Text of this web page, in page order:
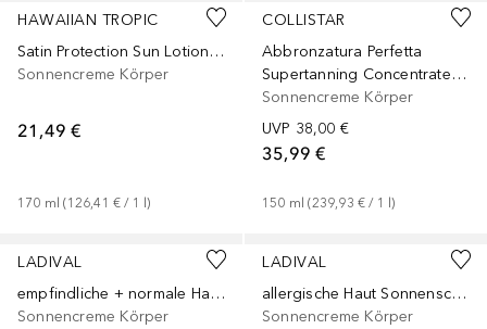
HAWAIIAN TROPIC
Satin Protection Sun Lotion LSF 50+
Sonnencreme Körper
21,49 €
170 ml (126,41 € / 1 l)
COLLISTAR
Abbronzatura Perfetta
Supertanning Concentrated Unguent SPF 10
Sonnencreme Körper
UVP 38,00 €
35,99 €
150 ml (239,93 € / 1 l)
LADIVAL
empfindliche + normale Haut Sonnenschutz LSF 30
Sonnencreme Körper
LADIVAL
allergische Haut Sonnenschutz-Gel LSF 50+
Sonnencreme Körper